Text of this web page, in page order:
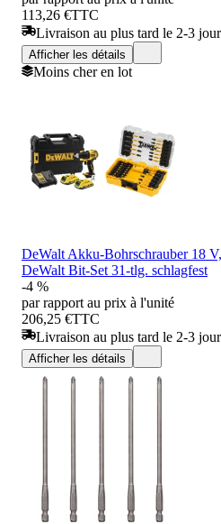
113,26 €TTC
Livraison au plus tard le 2-3
Afficher les détails
Moins cher en lot
DeWalt Akku-Bohrschrauber 18
DeWalt Bit-Set 31-tlg. schlagfest
-4 %
par rapport au prix à l'unité
206,25 €TTC
Livraison au plus tard le 2-3
Afficher les détails